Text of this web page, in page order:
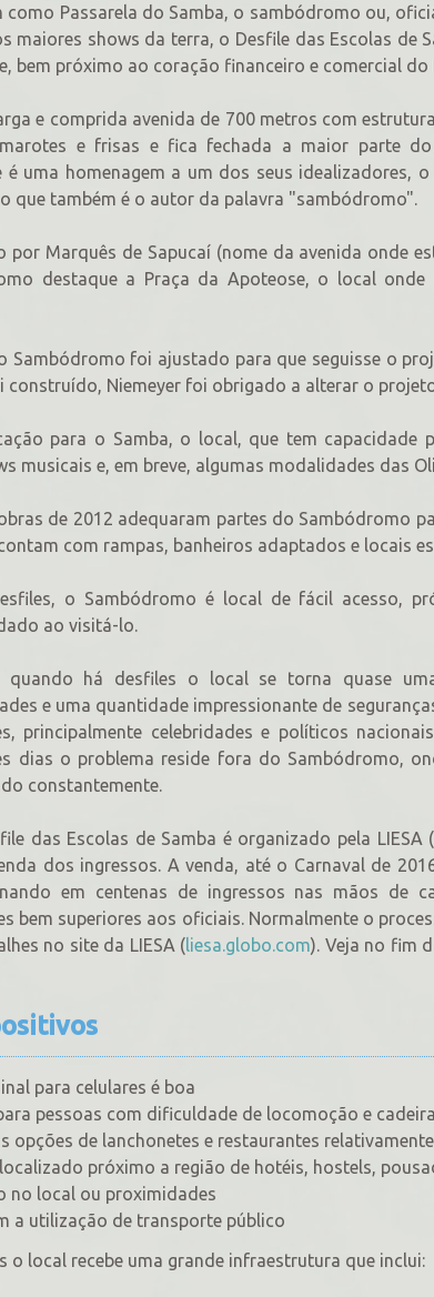
como Passarela do Samba, o sambódromo ou,
maiores shows da terra, o Desfile das Escolas de
bem próximo ao coração financeiro e comercial do
e comprida avenida de 700 metros com
e frisas e fica fechada a maior parte
é uma homenagem a um dos seus idealizadores,
que também é o autor da palavra "sambódromo".
por Marquês de Sapucaí (nome da avenida onde
destaque a Praça da Apoteose, o local
Sambódromo foi ajustado para que seguisse o
Niemeyer foi obrigado a alterar o
para o Samba, o local, que tem capacidade
musicais e, em breve, algumas modalidades das
de 2012 adequaram partes do Sambódromo
com rampas, banheiros adaptados e locais
o Sambódromo é local de fácil acesso,
ao visitá-lo.
quando há desfiles o local se torna quase
e uma quantidade impressionante de
principalmente celebridades e políticos
dias o problema reside fora do Sambódromo,
constantemente.
das Escolas de Samba é organizado pela
dos ingressos. A venda, até o Carnaval de
em centenas de ingressos nas mãos de
bem superiores aos oficiais. Normalmente o
no site da LIESA (liesa.globo.com). Veja no fim
para celulares é boa
pessoas com dificuldade de locomoção e
opções de lanchonetes e restaurantes
próximo a região de hotéis, hostels,
no local ou proximidades
a utilização de transporte público
o local recebe uma grande infraestrutura que inclui: